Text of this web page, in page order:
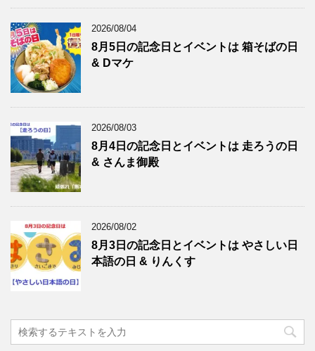
2026/08/04
8月5日の記念日とイベントは 箱そばの日
& Dマケ
2026/08/03
8月4日の記念日とイベントは 走ろうの日
& さんま御殿
2026/08/02
8月3日の記念日とイベントは やさしい日
本語の日 & りんくす